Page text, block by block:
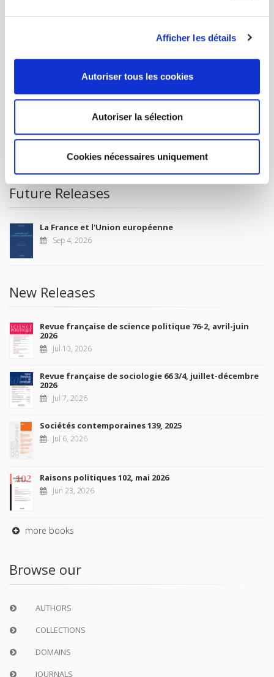
Afficher les détails
Autoriser tous les cookies
Autoriser la sélection
Cookies nécessaires uniquement
continue
FOREIGN RIGHTS
CONDITIONS OF SALE
Future Releases
La France et l'Union européenne
Sep 4, 2026
New Releases
Revue française de science politique 76-2, avril-juin
2026
Jul 10, 2026
Revue française de sociologie 66 3/4, juillet-décembre
2026
Jul 7, 2026
Sociétés contemporaines 139, 2025
Jul 6, 2026
Raisons politiques 102, mai 2026
Jun 23, 2026
more books
Browse our
AUTHORS
COLLECTIONS
DOMAINS
JOURNALS